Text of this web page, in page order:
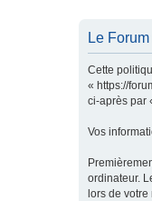
Le
Cette
« https://
ci-après par
Vos
ordinateur.
lors de